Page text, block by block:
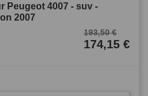
Peugeot 4007 - suv -
2007
193,50 €
174,15 €